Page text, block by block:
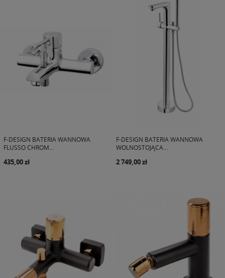
F-DESIGN BATERIA WANNOWA
FLUSSO CHROM...
435,00 zł
F-DESIGN BATERIA WANNOWA
WOLNOSTOJĄCA...
2 749,00 zł